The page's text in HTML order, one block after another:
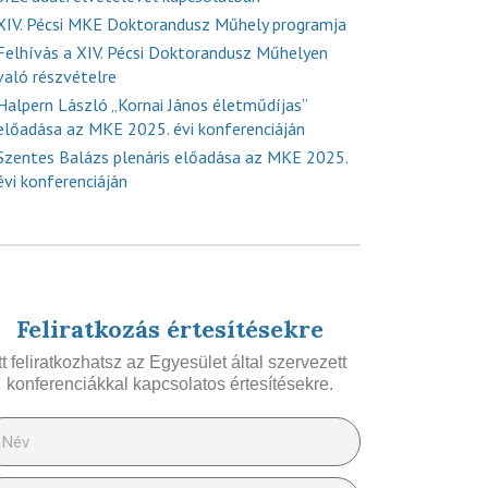
Pécsi MKE Doktorandusz Műhely programja
a XIV. Pécsi Doktorandusz Műhelyen
részvételre
László „Kornai János életműdíjas”
az MKE 2025. évi konferenciáján
Balázs plenáris előadása az MKE 2025.
konferenciáján
Feliratkozás értesítésekre
feliratkozhatsz az Egyesület által szervezett
konferenciákkal kapcsolatos értesítésekre.